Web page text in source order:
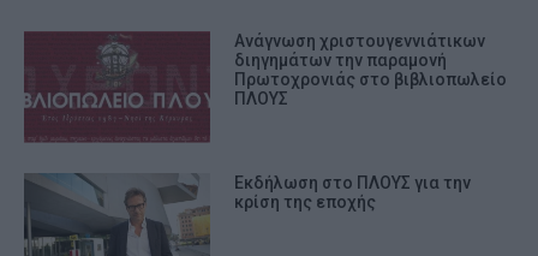
Ανάγνωση χριστουγεννιάτικων
διηγημάτων την παραμονή
Πρωτοχρονιάς στο βιβλιοπωλείο
ΠΛΟΥΣ
Εκδήλωση στο ΠΛΟΥΣ για την
κρίση της εποχής